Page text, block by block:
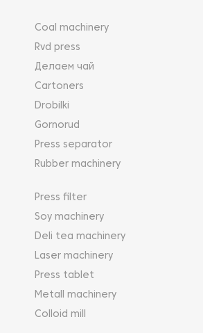
Coal machinery
Rvd press
Делаем чай
Cartoners
Drobilki
Gornorud
Press separator
Rubber machinery
Press filter
Soy machinery
Deli tea machinery
Laser machinery
Press tablet
Metall machinery
Colloid mill